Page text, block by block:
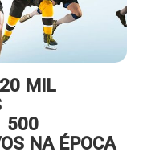
MIL
500
NA ÉPOCA